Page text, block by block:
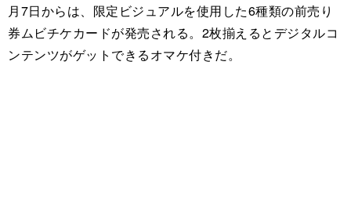
月7日からは、限定ビジュアルを使用した6種類の前売り
券ムビチケカードが発売される。2枚揃えるとデジタルコ
ンテンツがゲットできるオマケ付きだ。